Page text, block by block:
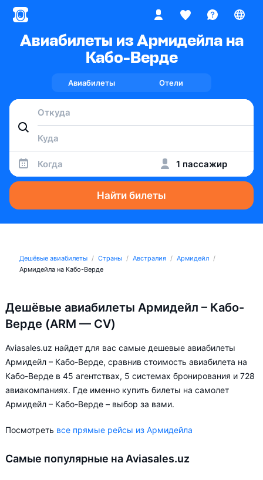
Авиабилеты из Армидейла на
Кабо-Верде
Авиабилеты Отели
Когда 1 пассажир
Найти билеты
Дешёвые авиабилеты Страны Австралия
Армидейл
Армидейла на Кабо-Верде
Дешёвые авиабилеты Армидейл – Кабо-
Верде (ARM — CV)
Aviasales.uz найдет для вас самые дешевые авиабилеты
Армидейл – Кабо-Верде, сравнив стоимость авиабилета на
Кабо-Верде в 45 агентствах, 5 системах бронирования и 728
авиакомпаниях. Где именно купить билеты на самолет
Армидейл – Кабо-Верде – выбор за вами.
Посмотреть все прямые рейсы из Армидейла
Самые популярные на Aviasales.uz